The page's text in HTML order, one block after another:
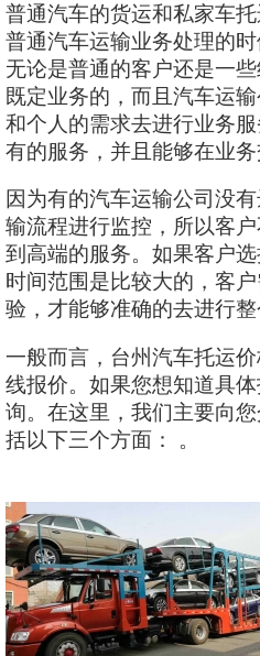
普通汽车的货运和私家车
普通汽车运输业务处理的
无论是普通的客户还是一
既定业务的，而且汽车运
和个人的需求去进行业务
有的服务，并且能够在业
因为有的汽车运输公司没
输流程进行监控，所以客
到高端的服务。如果客户
时间范围是比较大的，客
验，才能够准确的去进行整
一般而言，台州汽车托运
线报价。如果您想知道具
询。在这里，我们主要向
括以下三个方面： 。